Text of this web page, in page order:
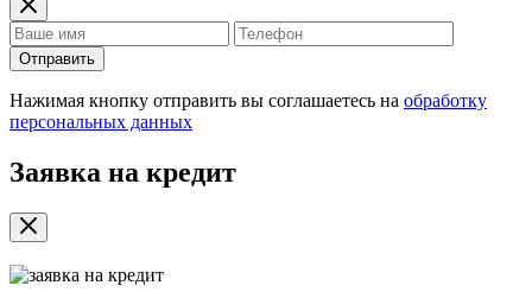
Отправить
Нажимая кнопку отправить вы соглашаетесь на обработку
персональных данных
Заявка на кредит